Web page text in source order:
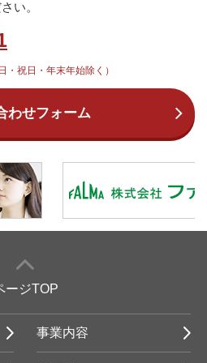
い。
祝日・年末年始除く）
わせフォーム
ージTOP
事業内容